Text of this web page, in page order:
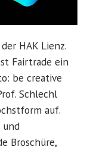
HAK Lienz.
Fairtrade ein
be creative
Schlechl
auf.
und
Broschüre,